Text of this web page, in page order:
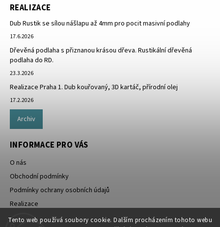
Tento web používá soubory cookie. Dalším procházením tohoto webu
REALIZACE
Dub Rustik se sílou nášlapu až 4mm pro pocit masivní podlahy
17.6.2026
Dřevěná podlaha s přiznanou krásou dřeva. Rustikální dřevěná
podlaha do RD.
23.3.2026
Realizace Praha 1. Dub kouřovaný, 3D kartáč, přírodní olej
17.2.2026
Archiv
INFORMACE PRO VÁS
O nás
Obchodní podmínky
Podmínky ochrany osobních údajů
Realizace
Doprava zdarma